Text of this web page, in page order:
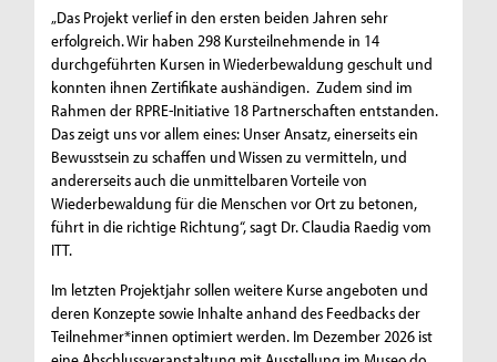
„Das Projekt verlief in den ersten beiden Jahren sehr
erfolgreich. Wir haben 298 Kursteilnehmende in 14
durchgeführten Kursen in Wiederbewaldung geschult und
konnten ihnen Zertifikate aushändigen. Zudem sind im
Rahmen der RPRE-Initiative 18 Partnerschaften entstanden.
Das zeigt uns vor allem eines: Unser Ansatz, einerseits ein
Bewusstsein zu schaffen und Wissen zu vermitteln, und
andererseits auch die unmittelbaren Vorteile von
Wiederbewaldung für die Menschen vor Ort zu betonen,
führt in die richtige Richtung“, sagt Dr. Claudia Raedig vom
ITT.
Im letzten Projektjahr sollen weitere Kurse angeboten und
deren Konzepte sowie Inhalte anhand des Feedbacks der
Teilnehmer*innen optimiert werden. Im Dezember 2026 ist